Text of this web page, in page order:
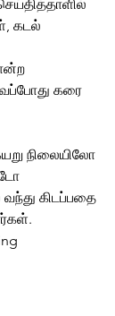
கடல்
கரை
நிலையிலோ
கிடப்பதை